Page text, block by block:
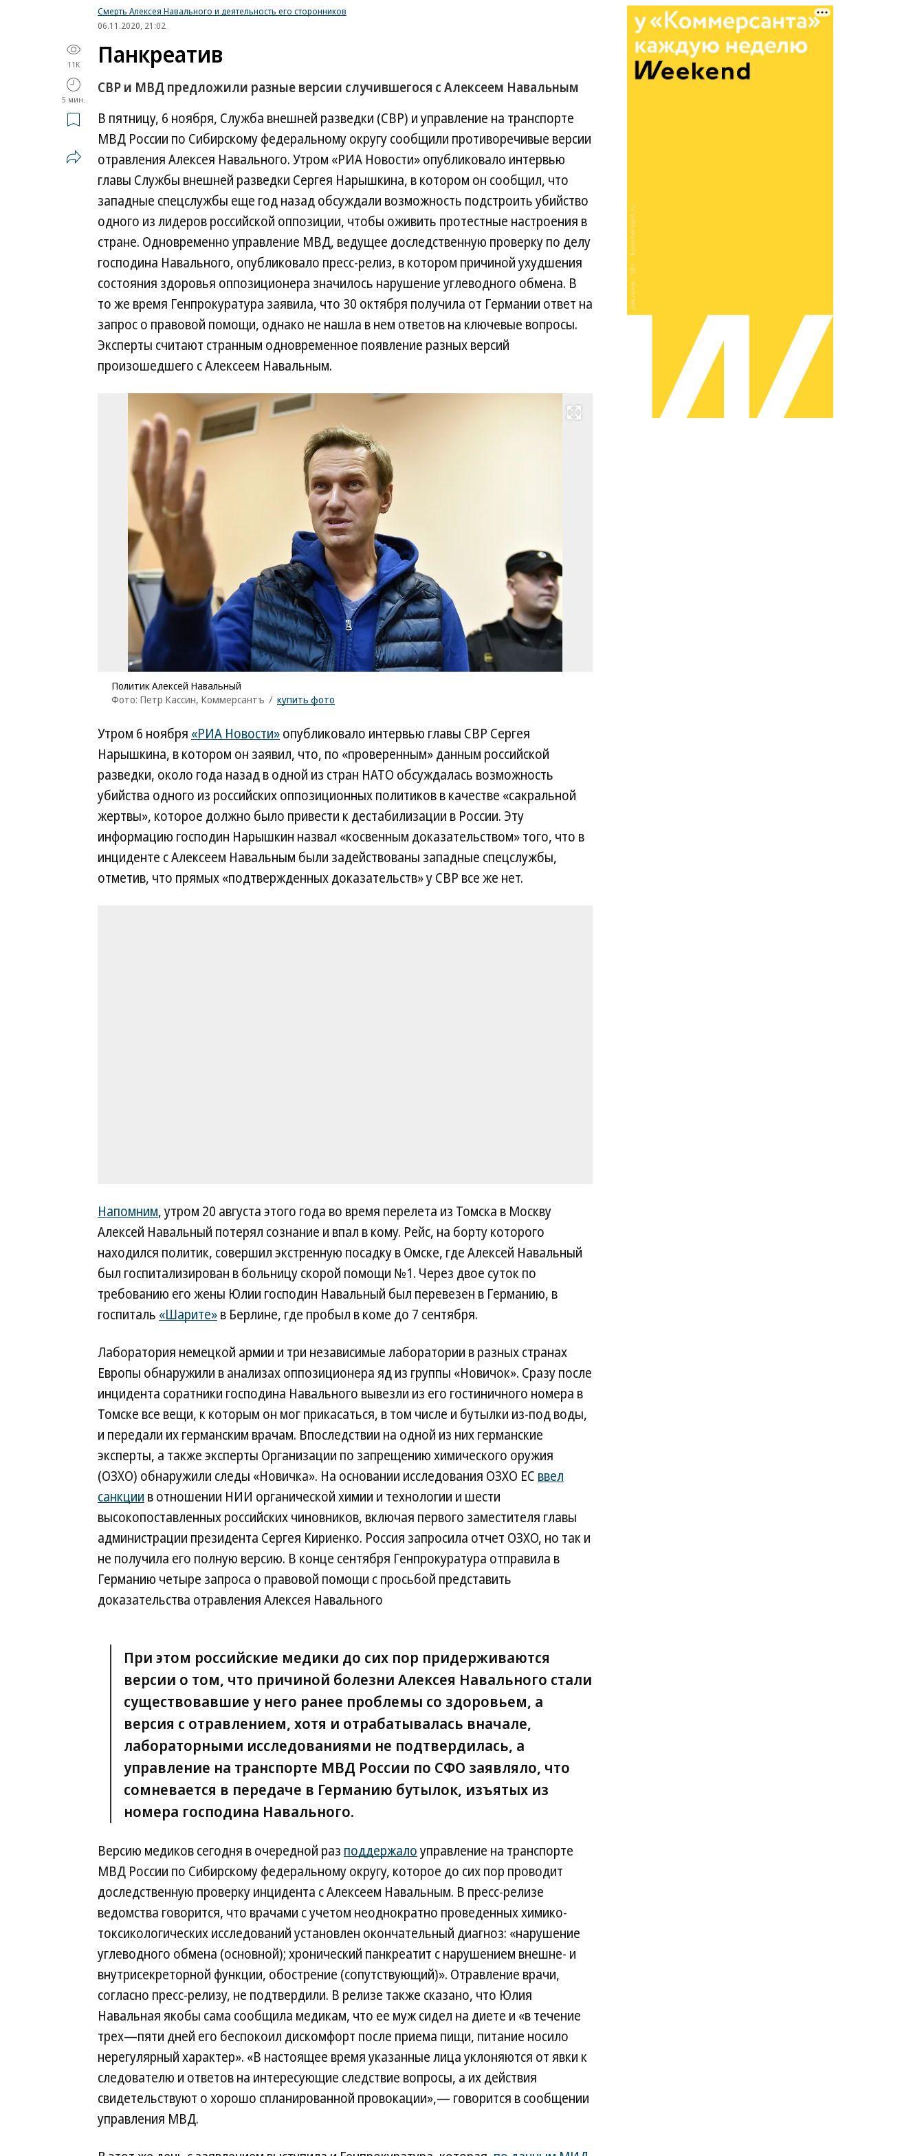
Смерть Алексея Навального и деятельность его сторонников
06.11.2020, 21:02
11K
5 мин.
Панкреатив
СВР и МВД предложили разные версии случившегося с Алексеем Навальным
В пятницу, 6 ноября, Служба внешней разведки (СВР) и управление на транспорте
МВД России по Сибирскому федеральному округу сообщили противоречивые версии
отравления Алексея Навального. Утром «РИА Новости» опубликовало интервью
главы Службы внешней разведки Сергея Нарышкина, в котором он сообщил, что
западные спецслужбы еще год назад обсуждали возможность подстроить убийство
одного из лидеров российской оппозиции, чтобы оживить протестные настроения в
стране. Одновременно управление МВД, ведущее доследственную проверку по делу
господина Навального, опубликовало пресс-релиз, в котором причиной ухудшения
состояния здоровья оппозиционера значилось нарушение углеводного обмена. В
то же время Генпрокуратура заявила, что 30 октября получила от Германии ответ на
запрос о правовой помощи, однако не нашла в нем ответов на ключевые вопросы.
Эксперты считают странным одновременное появление разных версий
произошедшего с Алексеем Навальным.
Развернуть на весь экран
Политик Алексей Навальный
Фото: Петр Кассин, Коммерсантъ / купить фото
Утром 6 ноября «РИА Новости»опубликовало интервью главы СВР Сергея
Нарышкина, в котором он заявил, что, по «проверенным» данным российской
разведки, около года назад в одной из стран НАТО обсуждалась возможность
убийства одного из российских оппозиционных политиков в качестве «сакральной
жертвы», которое должно было привести к дестабилизации в России. Эту
информацию господин Нарышкин назвал «косвенным доказательством» того, что в
инциденте с Алексеем Навальным были задействованы западные спецслужбы,
отметив, что прямых «подтвержденных доказательств» у СВР все же нет.
Напомним, утром 20 августа этого года во время перелета из Томска в Москву
Алексей Навальный потерял сознание и впал в кому. Рейс, на борту которого
находился политик, совершил экстренную посадку в Омске, где Алексей Навальный
был госпитализирован в больницу скорой помощи №1. Через двое суток по
требованию его жены Юлии господин Навальный был перевезен в Германию, в
госпиталь «Шарите»в Берлине, где пробыл в коме до 7 сентября.
Лаборатория немецкой армии и три независимые лаборатории в разных странах
Европы обнаружили в анализах оппозиционера яд из группы «Новичок». Сразу после
инцидента соратники господина Навального вывезли из его гостиничного номера в
Томске все вещи, к которым он мог прикасаться, в том числе и бутылки из-под воды,
и передали их германским врачам. Впоследствии на одной из них германские
эксперты, а также эксперты Организации по запрещению химического оружия
(ОЗХО) обнаружили следы «Новичка». На основании исследования ОЗХО ЕС ввел
санкции в отношении НИИ органической химии и технологии и шести
высокопоставленных российских чиновников, включая первого заместителя главы
администрации президента Сергея Кириенко. Россия запросила отчет ОЗХО, но так и
не получила его полную версию. В конце сентября Генпрокуратура отправила в
Германию четыре запроса о правовой помощи с просьбой представить
доказательства отравления Алексея Навального
При этом российские медики до сих пор придерживаются
версии о том, что причиной болезни Алексея Навального стали
существовавшие у него ранее проблемы со здоровьем, а
версия с отравлением, хотя и отрабатывалась вначале,
лабораторными исследованиями не подтвердилась, а
управление на транспорте МВД России по СФО заявляло, что
сомневается в передаче в Германию бутылок, изъятых из
номера господина Навального.
Версию медиков сегодня в очередной раз поддержалоуправление на транспорте
МВД России по Сибирскому федеральному округу, которое до сих пор проводит
доследственную проверку инцидента с Алексеем Навальным. В пресс-релизе
ведомства говорится, что врачами с учетом неоднократно проведенных химико-
токсикологических исследований установлен окончательный диагноз: «нарушение
углеводного обмена (основной); хронический панкреатит с нарушением внешне- и
внутрисекреторной функции, обострение (сопутствующий)». Отравление врачи,
согласно пресс-релизу, не подтвердили. В релизе также сказано, что Юлия
Навальная якобы сама сообщила медикам, что ее муж сидел на диете и «в течение
трех—пяти дней его беспокоил дискомфорт после приема пищи, питание носило
нерегулярный характер». «В настоящее время указанные лица уклоняются от явки к
следователю и ответов на интересующие следствие вопросы, а их действия
свидетельствуют о хорошо спланированной провокации»,— говорится в сообщении
управления МВД.